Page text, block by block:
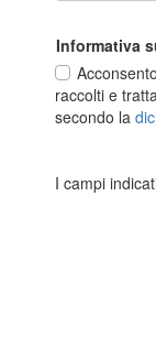
Informativa
raccolti e
secondo la
I campi